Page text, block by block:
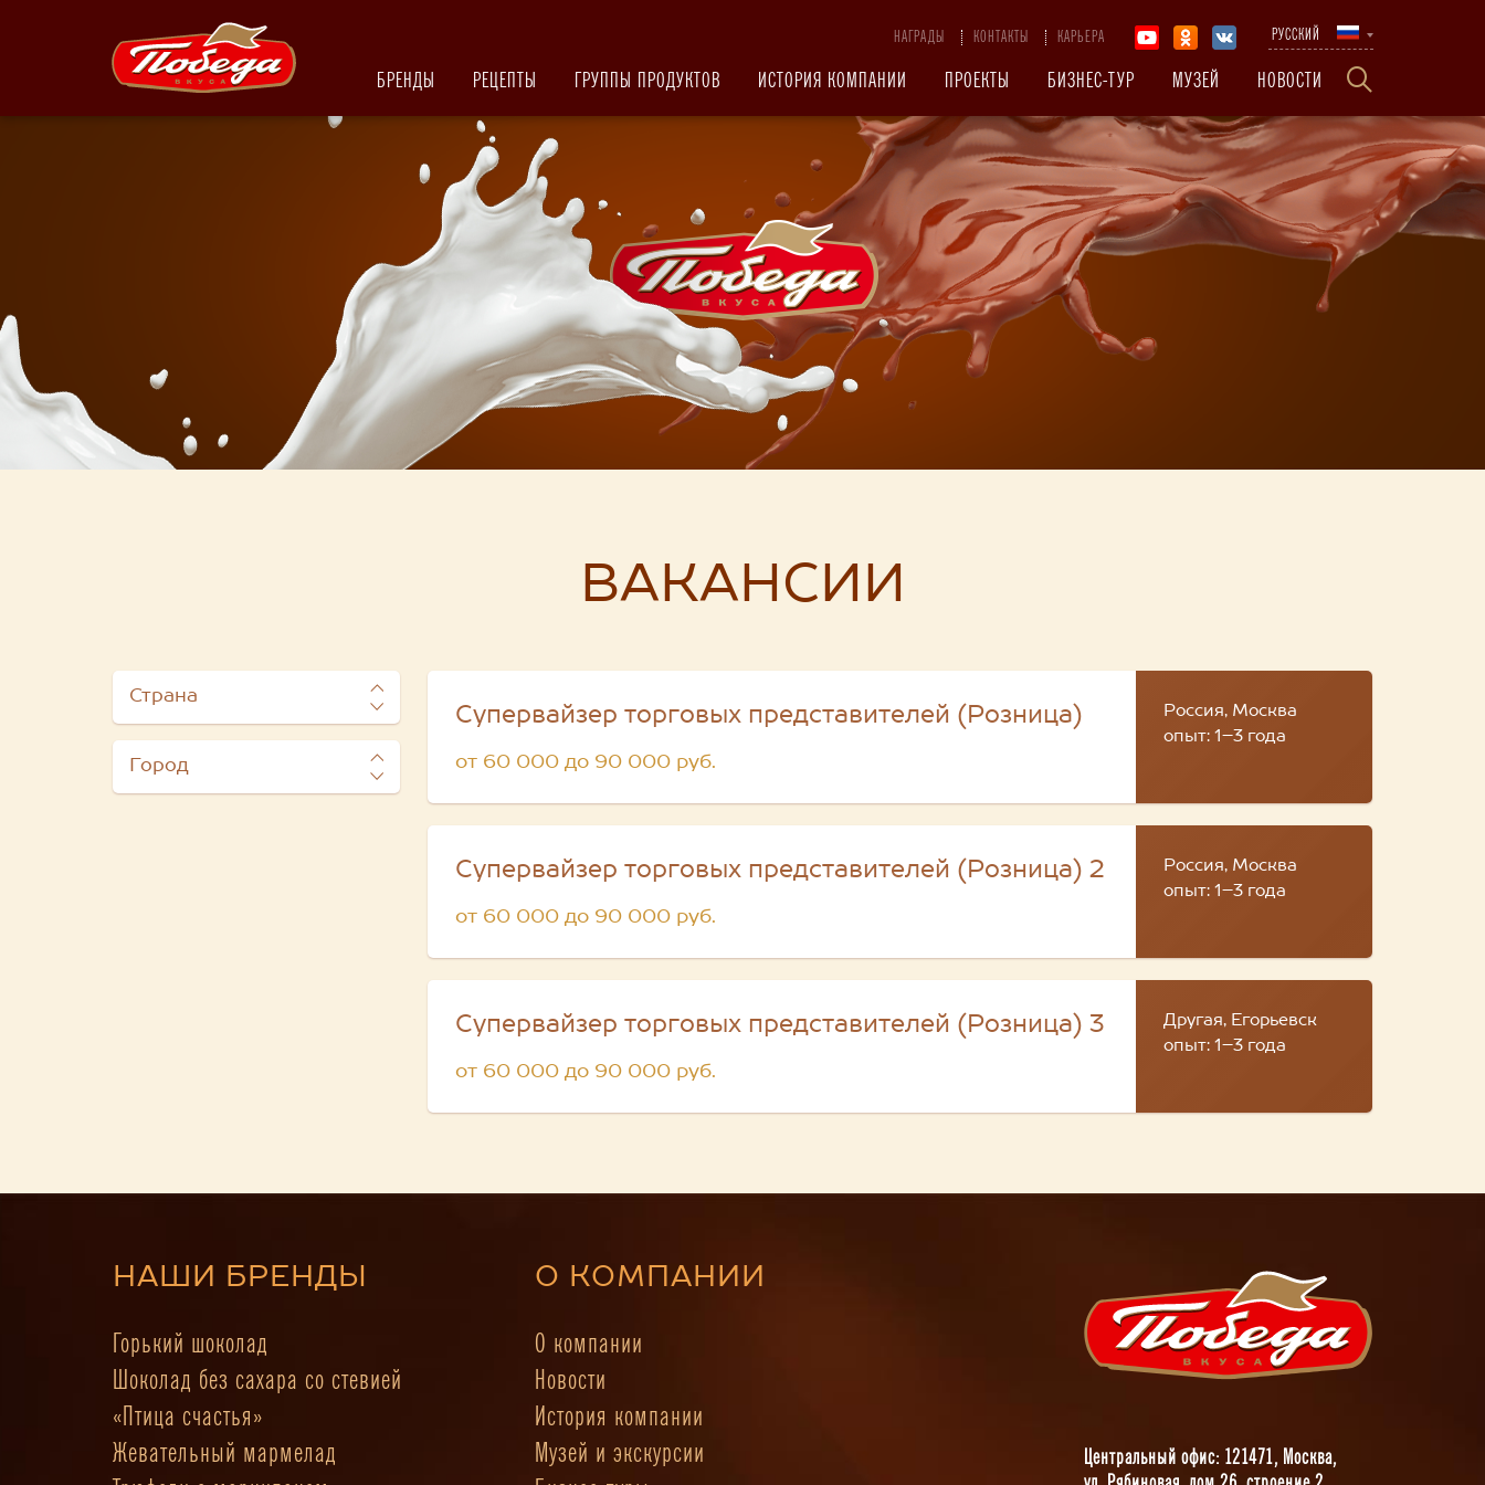
НАГРАДЫ КОНТАКТЫ КАРЬЕРА РУССКИЙ
БРЕНДЫ РЕЦЕПТЫ ГРУППЫ ПРОДУКТОВ ИСТОРИЯ КОМПАНИИ ПРОЕКТЫ БИЗНЕС-ТУР МУЗЕЙ НОВОСТИ
ВАКАНСИИ
Страна
Город
Супервайзер торговых представителей (Розница)
от 60 000 до 90 000 руб.
Россия, Москва
опыт: 1–3 года
Супервайзер торговых представителей (Розница) 2
от 60 000 до 90 000 руб.
Россия, Москва
опыт: 1–3 года
Супервайзер торговых представителей (Розница) 3
от 60 000 до 90 000 руб.
Другая, Егорьевск
опыт: 1–3 года
НАШИ БРЕНДЫ
Горький шоколад
Шоколад без сахара со стевией
«Птица счастья»
Жевательный мармелад
О КОМПАНИИ
О компании
Новости
История компании
Музей и экскурсии
Центральный офис: 121471, Москва,